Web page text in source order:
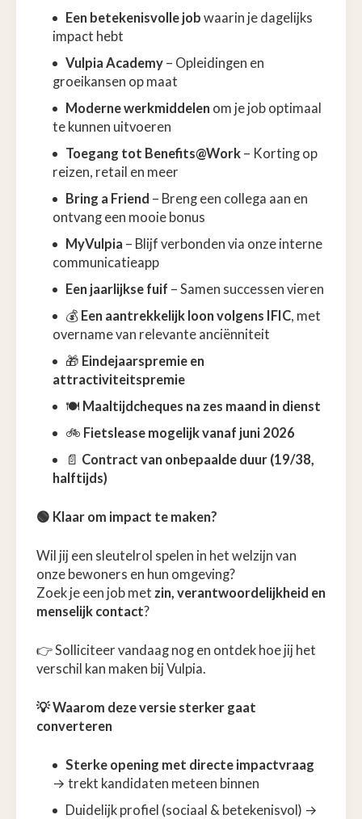
Een betekenisvolle job waarin je dagelijks
impact hebt
Vulpia Academy – Opleidingen en
groeikansen op maat
Moderne werkmiddelen om je job optimaal
te kunnen uitvoeren
Toegang tot Benefits@Work – Korting op
reizen, retail en meer
Bring a Friend – Breng een collega aan en
ontvang een mooie bonus
MyVulpia – Blijf verbonden via onze interne
communicatieapp
Een jaarlijkse fuif – Samen successen vieren
💰 Een aantrekkelijk loon volgens IFIC, met
overname van relevante anciënniteit
🎁 Eindejaarspremie en
attractiviteitspremie
🍽 Maaltijdcheques na zes maand in dienst
🚲 Fietslease mogelijk vanaf juni 2026
📄 Contract van onbepaalde duur (19/38,
halftijds)
🟢 Klaar om impact te maken?
Wil jij een sleutelrol spelen in het welzijn van
onze bewoners en hun omgeving?
Zoek je een job met zin, verantwoordelijkheid en
menselijk contact?
👉 Solliciteer vandaag nog en ontdek hoe jij het
verschil kan maken bij Vulpia.
💡 Waarom deze versie sterker gaat
converteren
Sterke opening met directe impactvraag
→ trekt kandidaten meteen binnen
Duidelijk profiel (sociaal & betekenisvol) →